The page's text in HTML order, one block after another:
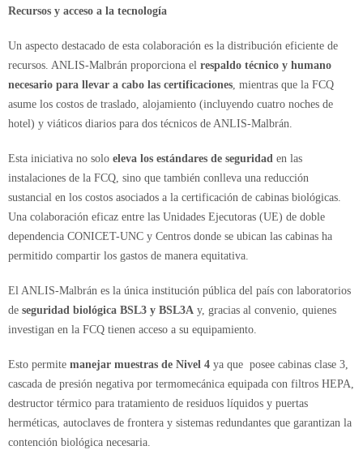
Recursos y acceso a la tecnología
Un aspecto destacado de esta colaboración es la distribución eficiente de
recursos. ANLIS-Malbrán proporciona el respaldo técnico y humano
necesario para llevar a cabo las certificaciones , mientras que la FCQ
asume los costos de traslado, alojamiento (incluyendo cuatro noches de
hotel) y viáticos diarios para dos técnicos de ANLIS-Malbrán.
Esta iniciativa no solo eleva los estándares de seguridad en las
instalaciones de la FCQ, sino que también conlleva una reducción
sustancial en los costos asociados a la certificación de cabinas biológicas.
Una colaboración eficaz entre las Unidades Ejecutoras (UE) de doble
dependencia CONICET-UNC y Centros donde se ubican las cabinas ha
permitido compartir los gastos de manera equitativa.
El ANLIS-Malbrán es la única institución pública del país con laboratorios
de seguridad biológica BSL3 y BSL3A y, gracias al convenio, quienes
investigan en la FCQ tienen acceso a su equipamiento.
Esto permite manejar muestras de Nivel 4 ya que posee cabinas clase 3,
cascada de presión negativa por termomecánica equipada con filtros HEPA,
destructor térmico para tratamiento de residuos líquidos y puertas
herméticas, autoclaves de frontera y sistemas redundantes que garantizan la
contención biológica necesaria.